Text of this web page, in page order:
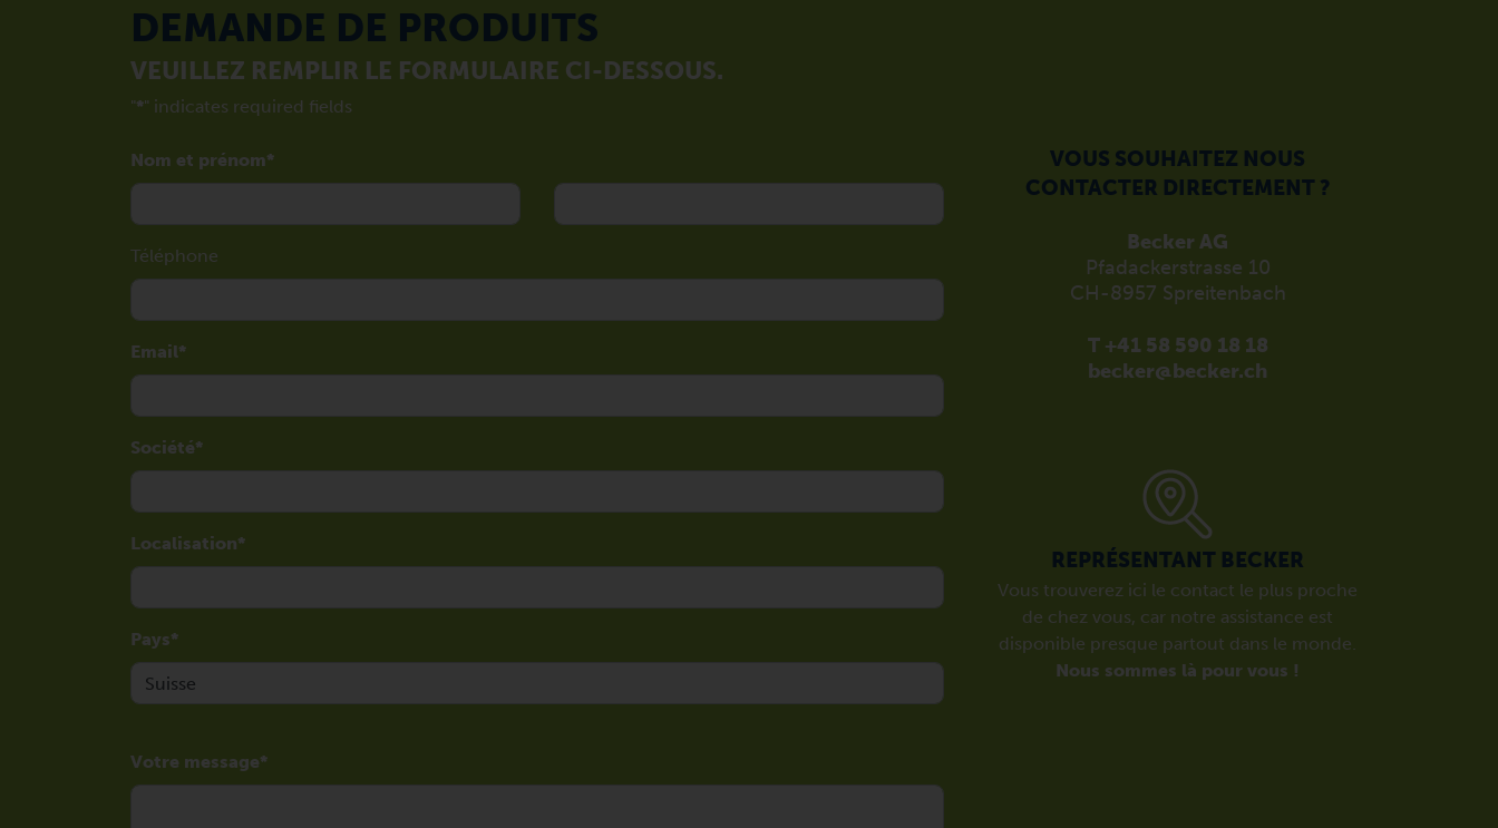
DEMANDE DE PRODUITS
VEUILLEZ REMPLIR LE FORMULAIRE CI-DESSOUS.
"*" indicates required fields
Nom et prénom
Téléphone
Email
Société
Localisation
Pays
Votre message
VOUS SOUHAITEZ NOUS
CONTACTER DIRECTEMENT ?
Becker AG
Pfadackerstrasse 10
CH-8957 Spreitenbach
T +41 58 590 18 18
becker@becker.ch
REPRÉSENTANT BECKER
Vous trouverez ici le contact le plus proche
de chez vous, car notre assistance est
disponible presque partout dans le monde.
Nous sommes là pour vous !